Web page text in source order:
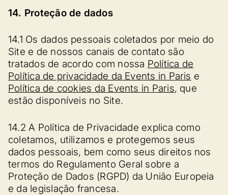
14. Proteção de dados
14.1 Os dados pessoais coletados por meio do
Site e de nossos canais de contato são
tratados de acordo com nossa Política de
Política de privacidade da Events in Paris e
Política de cookies da Events in Paris, que
estão disponíveis no Site.
14.2 A Política de Privacidade explica como
coletamos, utilizamos e protegemos seus
dados pessoais, bem como seus direitos nos
termos do Regulamento Geral sobre a
Proteção de Dados (RGPD) da União Europeia
e da legislação francesa.